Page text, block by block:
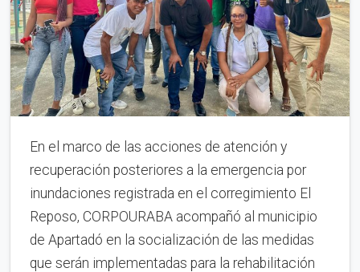
En el marco de las acciones de atención y
recuperación posteriores a la emergencia por
inundaciones registrada en el corregimiento El
Reposo, CORPOURABA acompañó al municipio
de Apartadó en la socialización de las medidas
que serán implementadas para la rehabilitación